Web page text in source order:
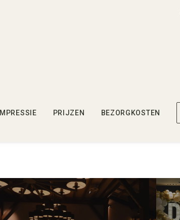
IMPRESSIE PRIJZEN BEZORGKOSTEN